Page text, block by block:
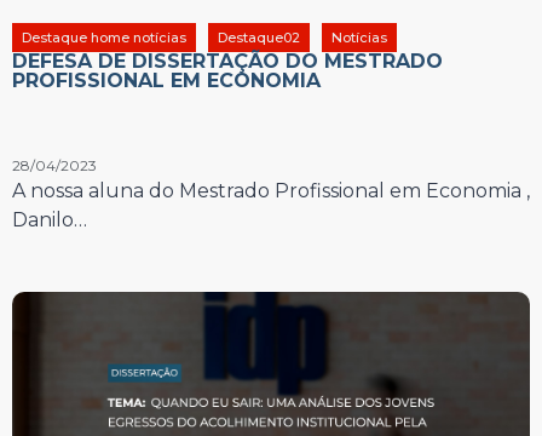
Destaque home notícias Destaque02 Notícias
DEFESA DE DISSERTAÇÃO DO MESTRADO
PROFISSIONAL EM ECONOMIA
28/04/2023
A nossa aluna do Mestrado Profissional em Economia ,
Danilo…